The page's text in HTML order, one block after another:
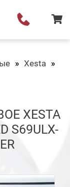
Xesta
XESTA
S69ULX-